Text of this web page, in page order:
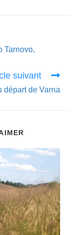
Tarnovo,
suivant
départ de Varna